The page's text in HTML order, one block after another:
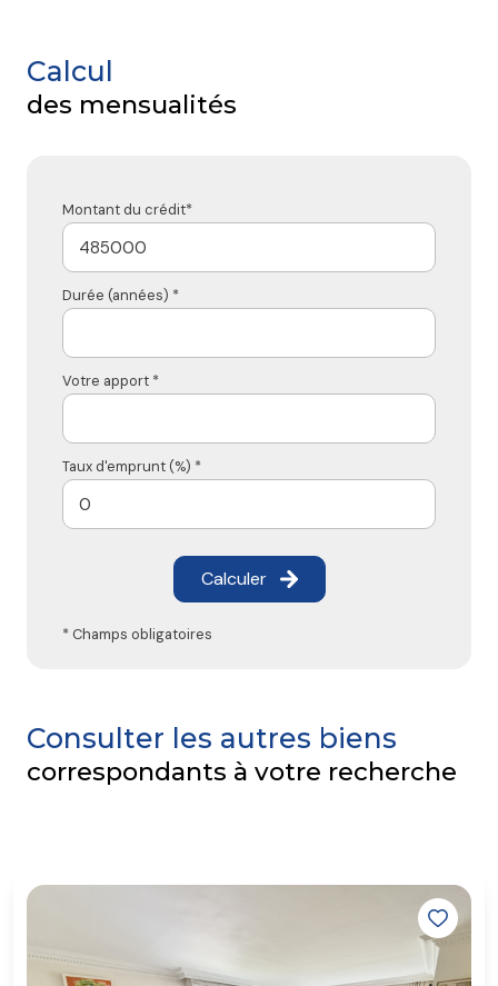
Calcul
des mensualités
Montant du crédit*
Durée (années) *
Votre apport *
Taux d'emprunt (%) *
Calculer
* Champs obligatoires
Consulter les autres biens
correspondants à votre recherche